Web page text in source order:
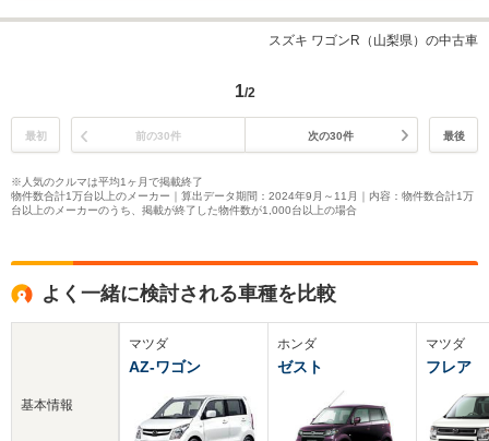
スズキ ワゴンR（山梨県）の中古車
1/2
最初 前の30件 次の30件 最後
※人気のクルマは平均1ヶ月で掲載終了
物件数合計1万台以上のメーカー｜算出データ期間：2024年9月～11月｜内容：物件数合計1万
台以上のメーカーのうち、掲載が終了した物件数が1,000台以上の場合
よく一緒に検討される車種を比較
基本情報
マツダ
AZ-ワゴン
ホンダ
ゼスト
マツダ
フレア